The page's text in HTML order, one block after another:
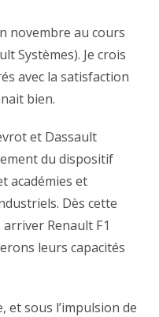
novembre au cours
Systèmes). Je crois
avec la satisfaction
bien.
et Dassault
du dispositif
académies et
Dès cette
Renault F1
leurs capacités
et sous l’impulsion de